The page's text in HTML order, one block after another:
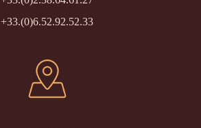
+33.(0)6.52.92.52.33